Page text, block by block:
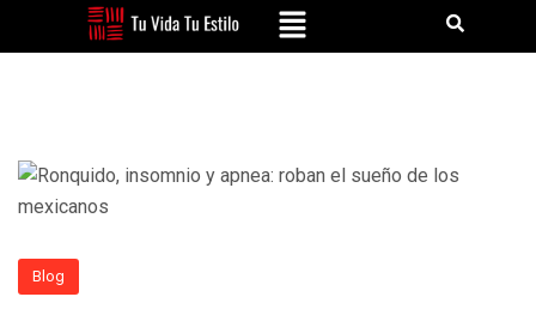
Blog